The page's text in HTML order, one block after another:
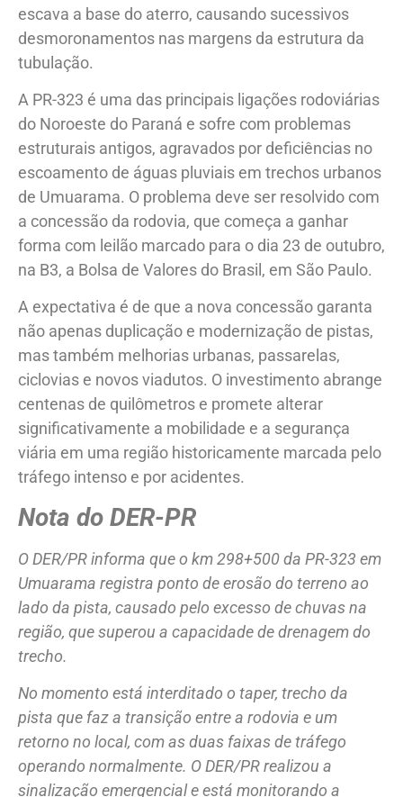
escava a base do aterro, causando sucessivos
desmoronamentos nas margens da estrutura da
tubulação.
A PR-323 é uma das principais ligações rodoviárias
do Noroeste do Paraná e sofre com problemas
estruturais antigos, agravados por deficiências no
escoamento de águas pluviais em trechos urbanos
de Umuarama. O problema deve ser resolvido com
a concessão da rodovia, que começa a ganhar
forma com leilão marcado para o dia 23 de outubro,
na B3, a Bolsa de Valores do Brasil, em São Paulo.
A expectativa é de que a nova concessão garanta
não apenas duplicação e modernização de pistas,
mas também melhorias urbanas, passarelas,
ciclovias e novos viadutos. O investimento abrange
centenas de quilômetros e promete alterar
significativamente a mobilidade e a segurança
viária em uma região historicamente marcada pelo
tráfego intenso e por acidentes.
Nota do DER-PR
O DER/PR informa que o km 298+500 da PR-323 em
Umuarama registra ponto de erosão do terreno ao
lado da pista, causado pelo excesso de chuvas na
região, que superou a capacidade de drenagem do
trecho.
No momento está interditado o taper, trecho da
pista que faz a transição entre a rodovia e um
retorno no local, com as duas faixas de tráfego
operando normalmente. O DER/PR realizou a
sinalização emergencial e está monitorando a